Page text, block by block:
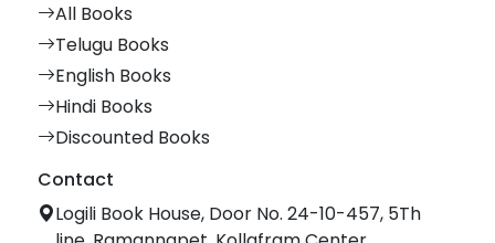
All Books
Telugu Books
English Books
Hindi Books
Discounted Books
Contact
Logili Book House, Door No. 24-10-457, 5Th